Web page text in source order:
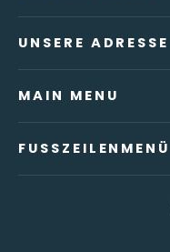
UNSERE ADRESSE
MAIN MENU
FUSSZEILENMENÜ